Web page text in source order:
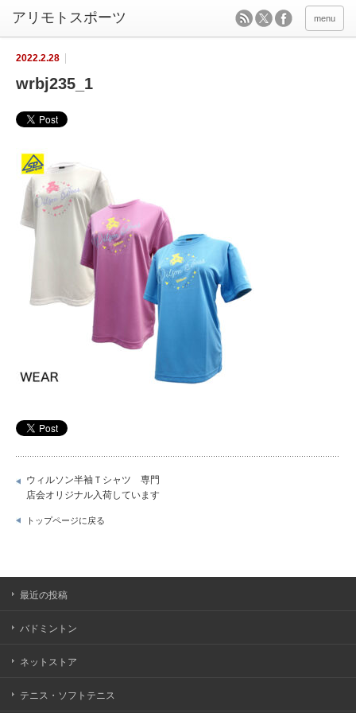
menu
2022.2.28
wrbj235_1
ウィルソン半袖Ｔシャツ 専門
店会オリジナル入荷しています
トップページに戻る
最近の投稿
バドミントン
ネットストア
テニス・ソフトテニス